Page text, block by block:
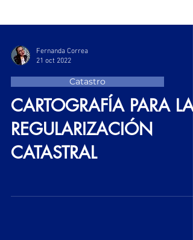
Fernanda Correa
21 oct 2022
Catastro
CARTOGRAFÍA PARA LA
REGULARIZACIÓN